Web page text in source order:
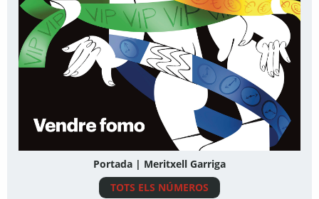
Portada | Meritxell Garriga
TOTS ELS NÚMEROS